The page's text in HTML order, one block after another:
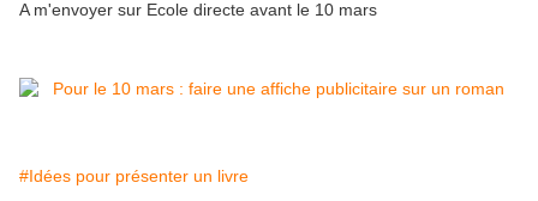
A m'envoyer sur Ecole directe avant le 10 mars
#Idées pour présenter un livre